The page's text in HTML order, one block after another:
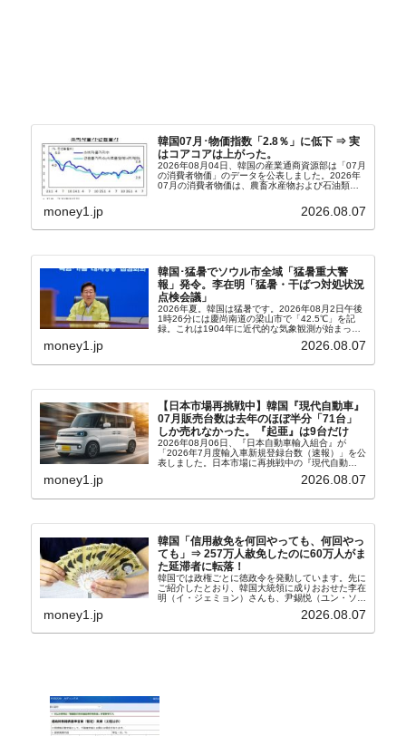
韓国07月･物価指数「2.8％」に低下 ⇒ 実
はコアコアは上がった。
2026年08月04日、韓国の産業通商資源部は「07月
の消費者物価」のデータを公表しました。2026年
07月の消費者物価は、農畜水産物および石油類の
2.8％上昇（06月は3.2％）となり、上昇率は前...
money1.jp 2026.08.07
韓国･猛暑でソウル市全域「猛暑重大警
報」発令。李在明「猛暑・干ばつ対処状況
点検会議」
2026年夏。韓国は猛暑です。2026年08月2日午後
1時26分には慶尚南道の梁山市で「42.5℃」を記
録。これは1904年に近代的な気象観測が始まって
ウル市全域への「猛暑重大警報」が発令され...
money1.jp 2026.08.07
【日本市場再挑戦中】韓国『現代自動車』
07月販売台数は去年のほぼ半分「71台」
しか売れなかった。『起亜』は9台だけ
2026年08月06日、『日本自動車輸入組合』が
「2026年7月度輸入車新規登録台数（速報）」を公
表しました。日本市場に再挑戦中の『現代自動
車』、また日本市場を攻略したい『BYD』の販売
台数はこの中に捉えられているはずです。先月から
money1.jp 2026.08.07
韓国「信用赦免を何回やっても、何回やっ
ても」⇒ 257万人赦免したのに60万人がま
た延滞者に転落！
韓国では政権ごとに徳政令を発動しています。先に
ご紹介したとおり、韓国大統領に成りおおせた李在
明（イ・ジェミョン）さんも、尹錫悦（ユン・ソギ
バンクにして不良債権の買い取りを行い、分割償還
money1.jp 2026.08.07